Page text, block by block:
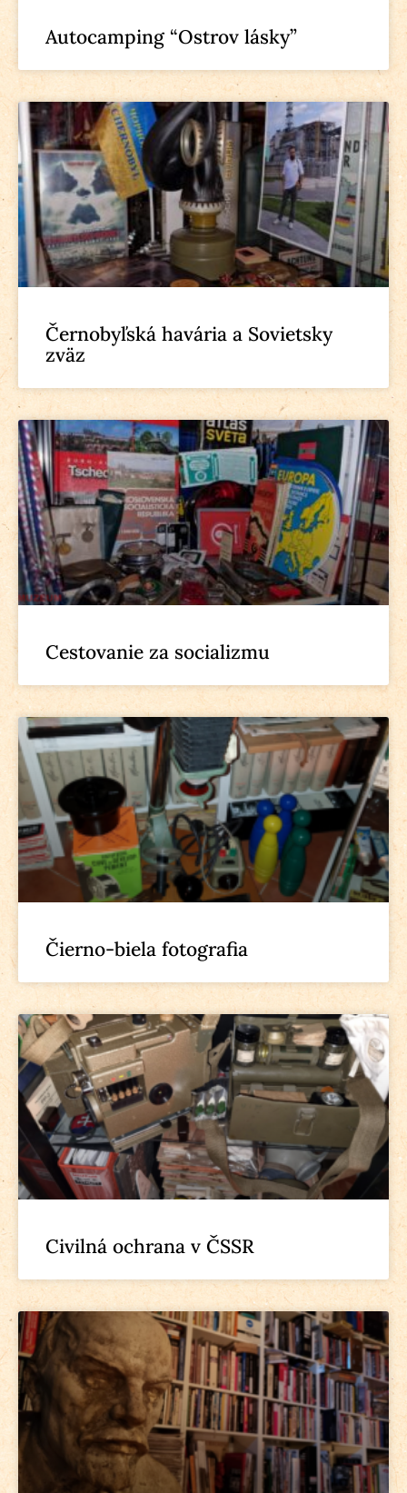
Autocamping “Ostrov lásky”
Černobyľská havária a Sovietsky
zväz
Cestovanie za socializmu
Čierno-biela fotografia
Civilná ochrana v ČSSR